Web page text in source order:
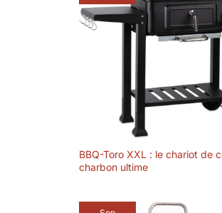
BBQ-Toro XXL : le chariot de
charbon ultime